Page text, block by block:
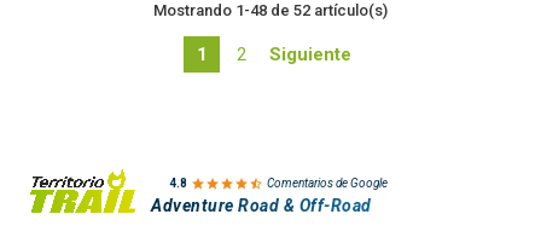
Mostrando 1-48 de 52 artículo(s)
1 2 Siguiente
4.8  Comentarios de Google
Adventure Road & Off-Road